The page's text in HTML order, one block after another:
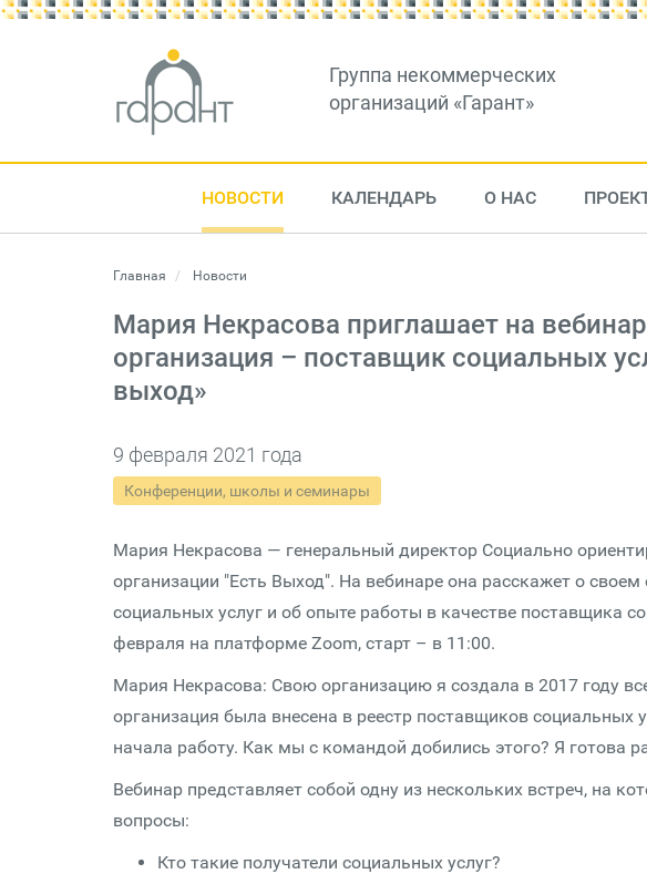
Группа некоммерческих
организаций «Гарант»
НОВОСТИ КАЛЕНДАРЬ О НАС
Главная Новости
Мария Некрасова приглашает на
организация – поставщик социальных
выход»
9 февраля 2021 года
Конференции, школы и семинары
Мария Некрасова — генеральный директор Социально
организации "Есть Выход". На вебинаре она расскажет о
социальных услуг и об опыте работы в качестве поставщика
февраля на платформе Zoom, старт – в 11:00.
Мария Некрасова: Свою организацию я создала в 2017 году
организация была внесена в реестр поставщиков социальных
начала работу. Как мы с командой добились этого? Я готова
Вебинар представляет собой одну из нескольких встреч, на
вопросы:
Кто такие получатели социальных услуг?